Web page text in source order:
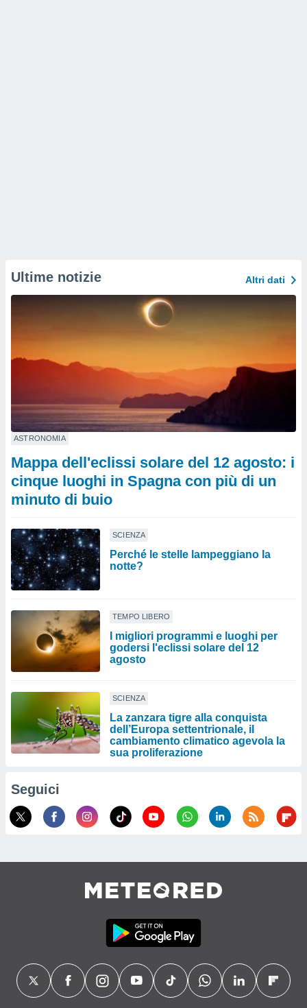
Ultime notizie Altri dati
ASTRONOMIA
Mappa dell'eclissi solare del 12 agosto: i
cinque luoghi in Spagna con più di un
minuto di buio
SCIENZA
Perché le stelle lampeggiano la
notte?
TEMPO LIBERO
I migliori programmi e luoghi per
godersi l'eclissi solare del 12
agosto
SCIENZA
La zanzara tigre alla conquista
dell’Europa settentrionale, il
cambiamento climatico agevola la
sua proliferazione
Seguici